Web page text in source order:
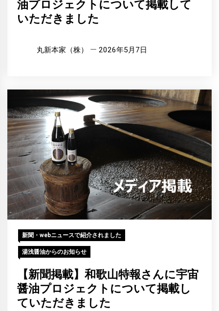
油プロジェクトについて掲載して
いただきました
丸新本家（株） 2026年5月7日
新聞・webニュースで紹介されました
湯浅醤油からのお知らせ
【新聞掲載】和歌山特報さんに宇宙
醤油プロジェクトについて掲載し
ていただきました